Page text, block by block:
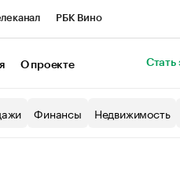
РБК Вино
О проекте Стать
Финансы Недвижимость